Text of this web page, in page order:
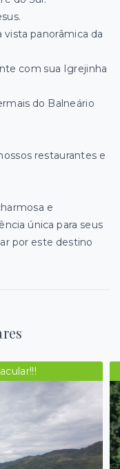
panorâmica da
com sua Igrejinha
do Balneário
restaurantes e
e
única para seus
por este destino